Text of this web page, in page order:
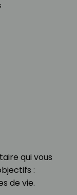
qui vous
:
de vie.